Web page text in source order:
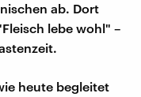
ab. Dort
lebe wohl" –
heute begleitet